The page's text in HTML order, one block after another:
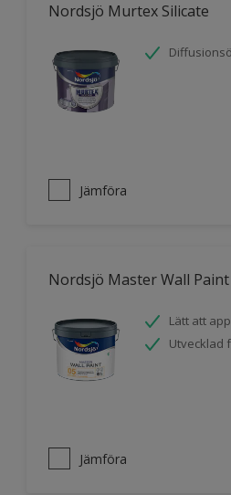
Nordsjö Murtex Silicate
Jämföra
Nordsjö Master Wall Paint
Lätt att
Utvecklad
Jämföra